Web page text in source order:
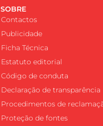
SOBRE
Contactos
Publicidade
Ficha Técnica
Estatuto editorial
Código de conduta
Declaração de transparência
Procedimentos de
Proteção de fontes